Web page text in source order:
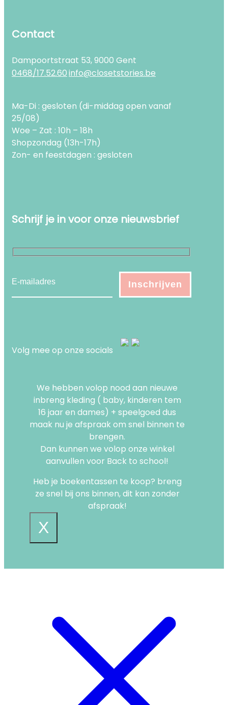
Contact
Dampoortstraat 53, 9000 Gent
0468/17.52.60info@closetstories.be
Ma-Di : gesloten (di-middag open vanaf
25/08)
Woe – Zat : 10h – 18h
Shopzondag (13h-17h)
Zon- en feestdagen : gesloten
Schrijf je in voor onze nieuwsbrief
Volg mee op onze socials
We hebben volop nood aan nieuwe
inbreng kleding ( baby, kinderen tem
16 jaar en dames) + speelgoed dus
maak nu je afspraak om snel binnen te
brengen.
Dan kunnen we volop onze winkel
aanvullen voor Back to school!
Heb je boekentassen te koop? breng
ze snel bij ons binnen, dit kan zonder
afspraak!
X